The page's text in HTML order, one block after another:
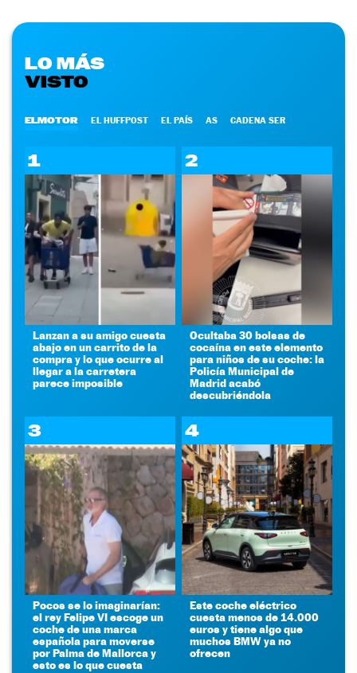
LO MÁS
VISTO
ELMOTOR EL HUFFPOST EL PAÍS AS CADENA SER
1
Lanzan a su amigo cuesta
abajo en un carrito de la
compra y lo que ocurre al
llegar a la carretera
parece imposible
2
Ocultaba 30 bolsas de
cocaína en este elemento
para niños de su coche: la
Policía Municipal de
Madrid acabó
descubriéndola
3
Pocos se lo imaginarían:
el rey Felipe VI escoge un
coche de una marca
española para moverse
por Palma de Mallorca y
esto es lo que cuesta
4
Este coche eléctrico
cuesta menos de 14.000
euros y tiene algo que
muchos BMW ya no
ofrecen